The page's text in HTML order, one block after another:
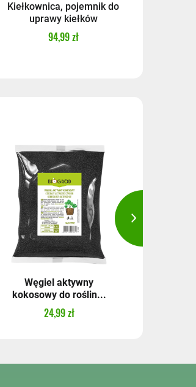
Kiełkownica, pojemnik do
uprawy kiełków
94,99 zł
Węgiel aktywny
kokosowy do roślin...
24,99 zł